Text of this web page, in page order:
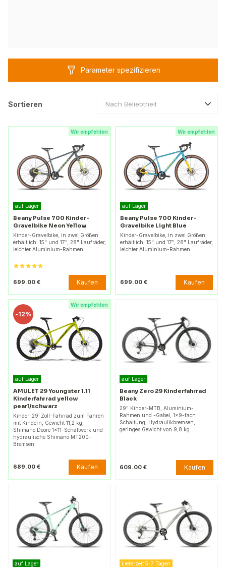
Parameter spezifizieren
Sortieren Nach Beliebtheit
Wir empfehlen
auf Lager
Beany Pulse 700 Kinder-
Gravelbike Neon Yellow
Kinder-Gravelbike, in zwei Größen
erhältlich: 15" und 17", 28" Laufräder,
leichter Aluminium-Rahmen.
699.00 € Kaufen
Wir empfehlen
auf Lager
Beany Pulse 700 Kinder-
Gravelbike Light Blue
Kinder-Gravelbike, in zwei Größen
erhältlich: 15" und 17", 28" Laufräder,
leichter Aluminium-Rahmen.
699.00 € Kaufen
Wir empfehlen
-12%
auf Lager
AMULET 29 Youngster 1.11
Kinderfahrrad yellow
pearl/schwarz
Kinder-29-Zoll-Fahrrad zum Fahren
mit Kindern, Gewicht 11,2 kg,
Shimano Deore 1x11-Schaltwerk und
hydraulische Shimano MT200-
Bremsen.
689.00 € Kaufen
auf Lager
Beany Zero 29 Kinderfahrrad
Black
29" Kinder-MTB, Aluminium-
Rahmen und -Gabel, 1×9-fach
Schaltung, Hydraulikbremsen,
geringes Gewicht von 9,8 kg.
609.00 € Kaufen
auf Lager Lieferzeit 5-7 Tagen